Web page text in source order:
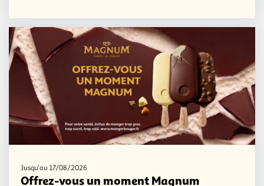
Jusqu'au 17/08/2026
Offrez-vous un moment Magnum